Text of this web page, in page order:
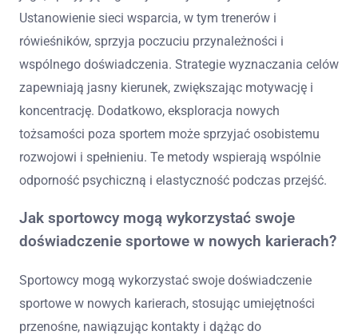
Ustanowienie sieci wsparcia, w tym trenerów i
rówieśników, sprzyja poczuciu przynależności i
wspólnego doświadczenia. Strategie wyznaczania celów
zapewniają jasny kierunek, zwiększając motywację i
koncentrację. Dodatkowo, eksploracja nowych
tożsamości poza sportem może sprzyjać osobistemu
rozwojowi i spełnieniu. Te metody wspierają wspólnie
odporność psychiczną i elastyczność podczas przejść.
Jak sportowcy mogą wykorzystać swoje
doświadczenie sportowe w nowych karierach?
Sportowcy mogą wykorzystać swoje doświadczenie
sportowe w nowych karierach, stosując umiejętności
przenośne, nawiązując kontakty i dążąc do